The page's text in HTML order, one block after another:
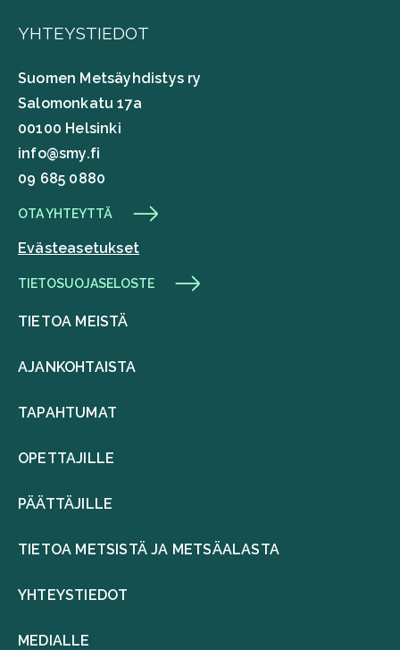
YHTEYSTIEDOT
Suomen Metsäyhdistys ry
Salomonkatu 17a
00100 Helsinki
info@smy.fi
09 685 0880
OTA YHTEYTTÄ
Evästeasetukset
TIETOSUOJASELOSTE
TIETOA MEISTÄ
AJANKOHTAISTA
TAPAHTUMAT
OPETTAJILLE
PÄÄTTÄJILLE
TIETOA METSISTÄ JA METSÄALASTA
YHTEYSTIEDOT
MEDIALLE